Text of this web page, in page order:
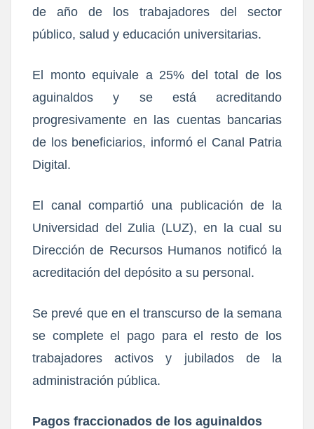
de año de los trabajadores del sector
público, salud y educación universitarias.
El monto equivale a 25% del total de los
aguinaldos y se está acreditando
progresivamente en las cuentas bancarias
de los beneficiarios, informó el Canal Patria
Digital.
El canal compartió una publicación de la
Universidad del Zulia (LUZ), en la cual su
Dirección de Recursos Humanos notificó la
acreditación del depósito a su personal.
Se prevé que en el transcurso de la semana
se complete el pago para el resto de los
trabajadores activos y jubilados de la
administración pública.
Pagos fraccionados de los aguinaldos